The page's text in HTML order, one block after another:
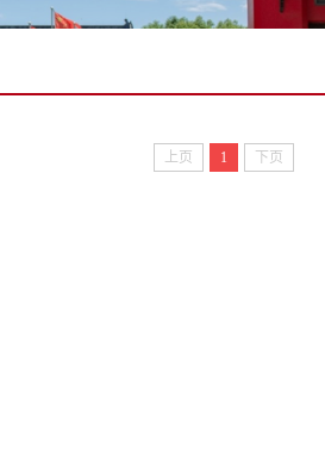
上页 1 下页